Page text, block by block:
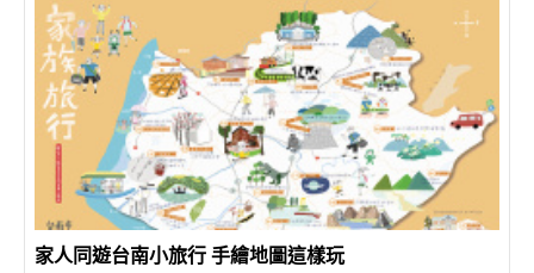
家人同遊台南小旅行 手繪地圖這樣玩